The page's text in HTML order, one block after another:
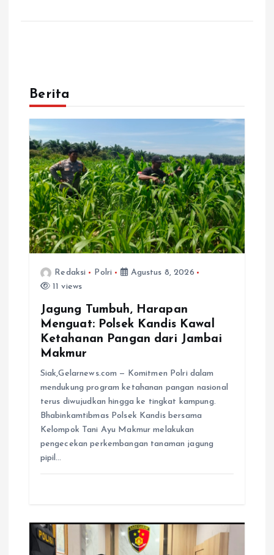
Berita
Redaksi Polri
Agustus 8, 2026
11 views
Jagung Tumbuh, Harapan
Menguat: Polsek Kandis Kawal
Ketahanan Pangan dari Jambai
Makmur
Siak,Gelarnews.com — Komitmen Polri dalam
mendukung program ketahanan pangan nasional
terus diwujudkan hingga ke tingkat kampung.
Bhabinkamtibmas Polsek Kandis bersama
Kelompok Tani Ayu Makmur melakukan
pengecekan perkembangan tanaman jagung
pipil…